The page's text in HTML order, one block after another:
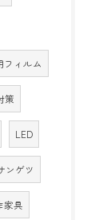
フィルム
策
LED
ンゲツ
家具